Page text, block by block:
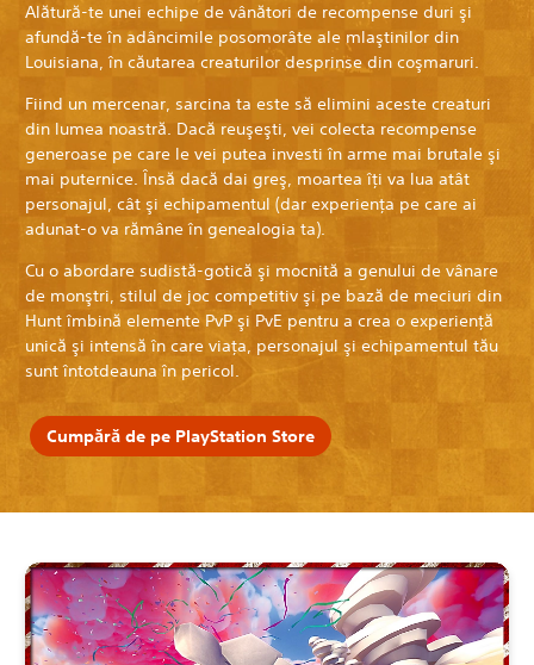
Alătură-te unei echipe de vânători de recompense duri şi
afundă-te în adâncimile posomorâte ale mlaştinilor din
Louisiana, în căutarea creaturilor desprinse din coşmaruri.
Fiind un mercenar, sarcina ta este să elimini aceste creaturi
din lumea noastră. Dacă reuşeşti, vei colecta recompense
generoase pe care le vei putea investi în arme mai brutale şi
mai puternice. Însă dacă dai greş, moartea îţi va lua atât
personajul, cât şi echipamentul (dar experienţa pe care ai
adunat-o va rămâne în genealogia ta).
Cu o abordare sudistă-gotică şi mocnită a genului de vânare
de monştri, stilul de joc competitiv şi pe bază de meciuri din
Hunt îmbină elemente PvP şi PvE pentru a crea o experienţă
unică şi intensă în care viaţa, personajul şi echipamentul tău
sunt întotdeauna în pericol.
Cumpără de pe PlayStation Store